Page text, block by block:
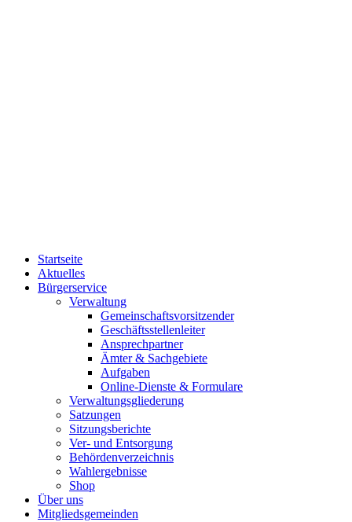
Startseite
Aktuelles
Bürgerservice
Verwaltung
Gemeinschaftsvorsitzender
Geschäftsstellenleiter
Ansprechpartner
Ämter & Sachgebiete
Aufgaben
Online-Dienste & Formulare
Verwaltungsgliederung
Satzungen
Sitzungsberichte
Ver- und Entsorgung
Behördenverzeichnis
Wahlergebnisse
Shop
Über uns
Mitgliedsgemeinden